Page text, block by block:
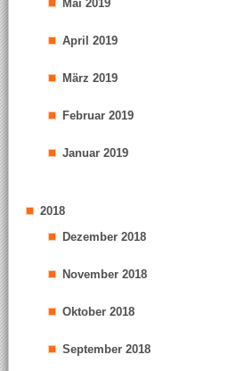
Mai 2019
April 2019
März 2019
Februar 2019
Januar 2019
2018
Dezember 2018
November 2018
Oktober 2018
September 2018